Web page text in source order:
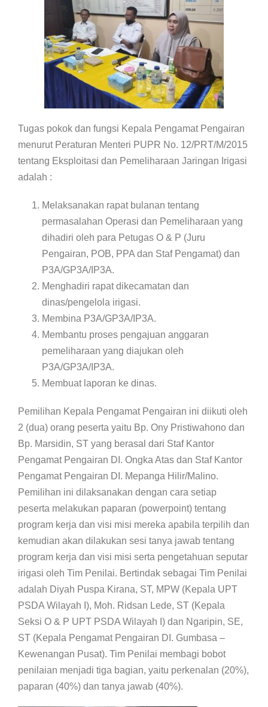
Tugas pokok dan fungsi Kepala Pengamat Pengairan
menurut Peraturan Menteri PUPR No. 12/PRT/M/2015
tentang Eksploitasi dan Pemeliharaan Jaringan Irigasi
adalah :
Melaksanakan rapat bulanan tentang
permasalahan Operasi dan Pemeliharaan yang
dihadiri oleh para Petugas O & P (Juru
Pengairan, POB, PPA dan Staf Pengamat) dan
P3A/GP3A/IP3A.
Menghadiri rapat dikecamatan dan
dinas/pengelola irigasi.
Membina P3A/GP3A/IP3A.
Membantu proses pengajuan anggaran
pemeliharaan yang diajukan oleh
P3A/GP3A/IP3A.
Membuat laporan ke dinas.
Pemilihan Kepala Pengamat Pengairan ini diikuti oleh
2 (dua) orang peserta yaitu Bp. Ony Pristiwahono dan
Bp. Marsidin, ST yang berasal dari Staf Kantor
Pengamat Pengairan DI. Ongka Atas dan Staf Kantor
Pengamat Pengairan DI. Mepanga Hilir/Malino.
Pemilihan ini dilaksanakan dengan cara setiap
peserta melakukan paparan (powerpoint) tentang
program kerja dan visi misi mereka apabila terpilih dan
kemudian akan dilakukan sesi tanya jawab tentang
program kerja dan visi misi serta pengetahuan seputar
irigasi oleh Tim Penilai. Bertindak sebagai Tim Penilai
adalah Diyah Puspa Kirana, ST, MPW (Kepala UPT
PSDA Wilayah I), Moh. Ridsan Lede, ST (Kepala
Seksi O & P UPT PSDA Wilayah I) dan Ngaripin, SE,
ST (Kepala Pengamat Pengairan DI. Gumbasa –
Kewenangan Pusat). Tim Penilai membagi bobot
penilaian menjadi tiga bagian, yaitu perkenalan (20%),
paparan (40%) dan tanya jawab (40%).